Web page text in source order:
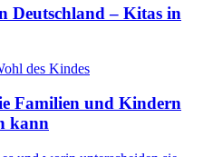
Deutschland – Kitas in
Familien und Kindern
kann